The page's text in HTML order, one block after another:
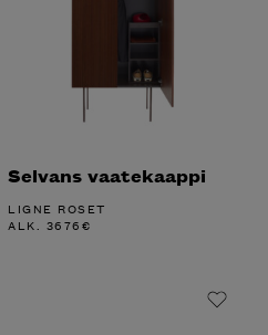
Selvans vaatekaappi
LIGNE ROSET
ALK. 3676€